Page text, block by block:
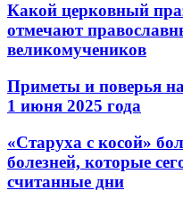
Какой церковный
отмечают
великомучеников
Приметы и поверья
1 июня 2025 года
«Старуха с косой»
болезней, которые
считанные дни